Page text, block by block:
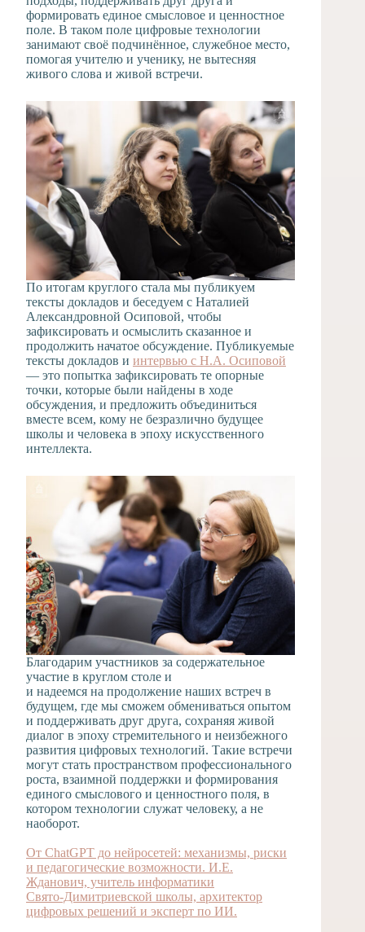
формировать единое смысловое и ценностное
поле. В таком поле цифровые технологии
занимают своё подчинённое, служебное место,
помогая учителю и ученику, не вытесняя
живого слова и живой встречи.
По итогам круглого стала мы публикуем
тексты докладов и беседуем с Наталией
Александровной Осиповой, чтобы
зафиксировать и осмыслить сказанное и
продолжить начатое обсуждение. Публикуемые
тексты докладов и интервью с Н.А. Осиповой
— это попытка зафиксировать те опорные
точки, которые были найдены в ходе
обсуждения, и предложить объединиться
вместе всем, кому не безразлично будущее
школы и человека в эпоху искусственного
интеллекта.
Благодарим участников за содержательное
участие в круглом столе и
и надеемся на продолжение наших встреч в
будущем, где мы сможем обмениваться опытом
и поддерживать друг друга, сохраняя живой
диалог в эпоху стремительного и неизбежного
развития цифровых технологий. Такие встречи
могут стать пространством профессионального
роста, взаимной поддержки и формирования
единого смыслового и ценностного поля, в
котором технологии служат человеку, а не
наоборот.
От ChatGPT до нейросетей: механизмы, риски
и педагогические возможности. И.Е.
Жданович, учитель информатики
Свято‑Димитриевской школы, архитектор
цифровых решений и эксперт по ИИ.